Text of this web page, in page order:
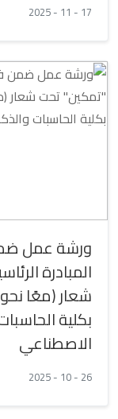
17 - 11 - 2025
ورشة عمل
المبادرة
شعار (معًا
بكلية
الاصطناعي
26 - 10 - 2025